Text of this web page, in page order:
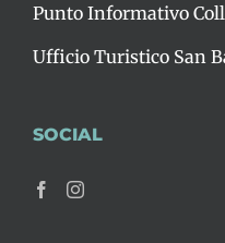
Punto Informativo
Ufficio Turistico San
SOCIAL